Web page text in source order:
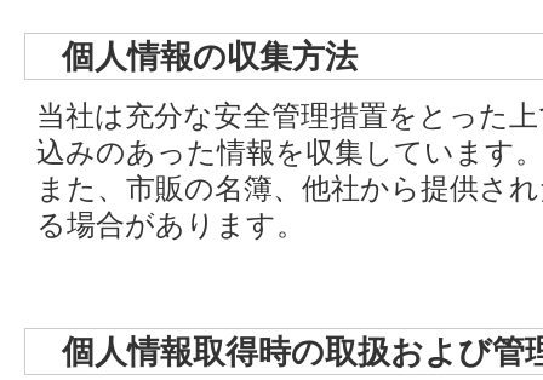
個人情報の収集方法
当社は充分な安全管理措置をとった
込みのあった情報を収集しています。
また、市販の名簿、他社から提供さ
る場合があります。
個人情報取得時の取扱および管